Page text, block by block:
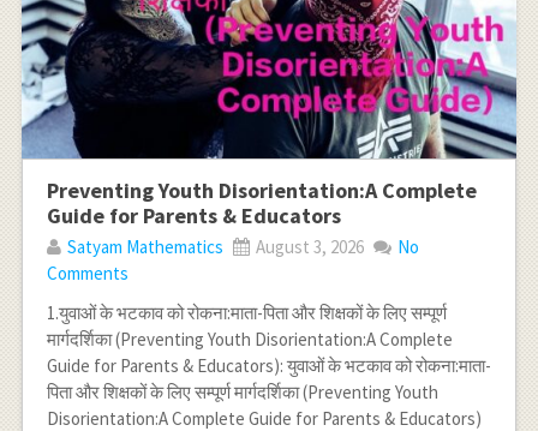
Preventing Youth Disorientation:A Complete
Guide for Parents & Educators
Satyam Mathematics August 3, 2026
No
Comments
1.युवाओं के भटकाव को रोकना:माता-पिता और शिक्षकों के लिए सम्पूर्ण
मार्गदर्शिका (Preventing Youth Disorientation:A Complete
Guide for Parents & Educators): युवाओं के भटकाव को रोकना:माता-
पिता और शिक्षकों के लिए सम्पूर्ण मार्गदर्शिका (Preventing Youth
Disorientation:A Complete Guide for Parents & Educators)